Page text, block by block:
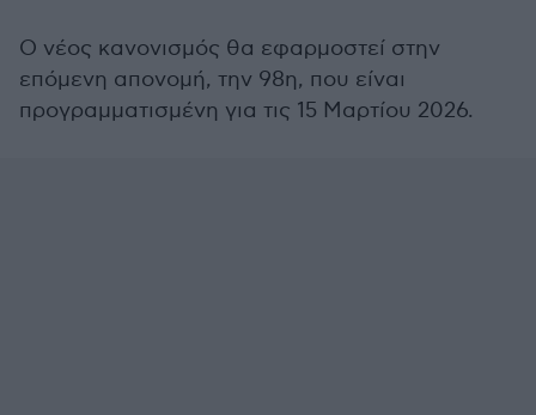
Ο νέος κανονισμός θα εφαρμοστεί στην
επόμενη απονομή, την 98η, που είναι
προγραμματισμένη για τις 15 Μαρτίου 2026.